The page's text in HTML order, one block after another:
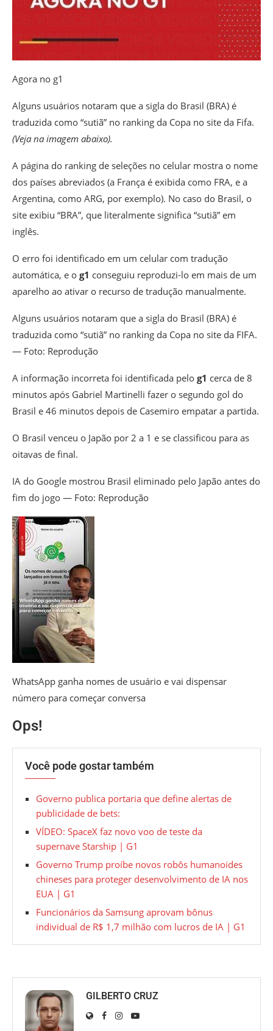
Agora no g1
Alguns usuários notaram que a sigla do Brasil (BRA) é
traduzida como “sutiã” no ranking da Copa no site da Fifa.
(Veja na imagem abaixo).
A página do ranking de seleções no celular mostra o nome
dos países abreviados (a França é exibida como FRA, e a
Argentina, como ARG, por exemplo). No caso do Brasil, o
site exibiu “BRA”, que literalmente significa “sutiã” em
inglês.
O erro foi identificado em um celular com tradução
automática, e o g1 conseguiu reproduzi-lo em mais de um
aparelho ao ativar o recurso de tradução manualmente.
Alguns usuários notaram que a sigla do Brasil (BRA) é
traduzida como “sutiã” no ranking da Copa no site da FIFA.
— Foto: Reprodução
A informação incorreta foi identificada pelo g1 cerca de 8
minutos após Gabriel Martinelli fazer o segundo gol do
Brasil e 46 minutos depois de Casemiro empatar a partida.
O Brasil venceu o Japão por 2 a 1 e se classificou para as
oitavas de final.
IA do Google mostrou Brasil eliminado pelo Japão antes do
fim do jogo — Foto: Reprodução
WhatsApp ganha nomes de usuário e vai dispensar
número para começar conversa
Ops!
Você pode gostar também
Governo publica portaria que define alertas de
publicidade de bets:
VÍDEO: SpaceX faz novo voo de teste da
supernave Starship | G1
Governo Trump proíbe novos robôs humanoides
chineses para proteger desenvolvimento de IA nos
EUA | G1
Funcionários da Samsung aprovam bônus
individual de R$ 1,7 milhão com lucros de IA | G1
GILBERTO CRUZ